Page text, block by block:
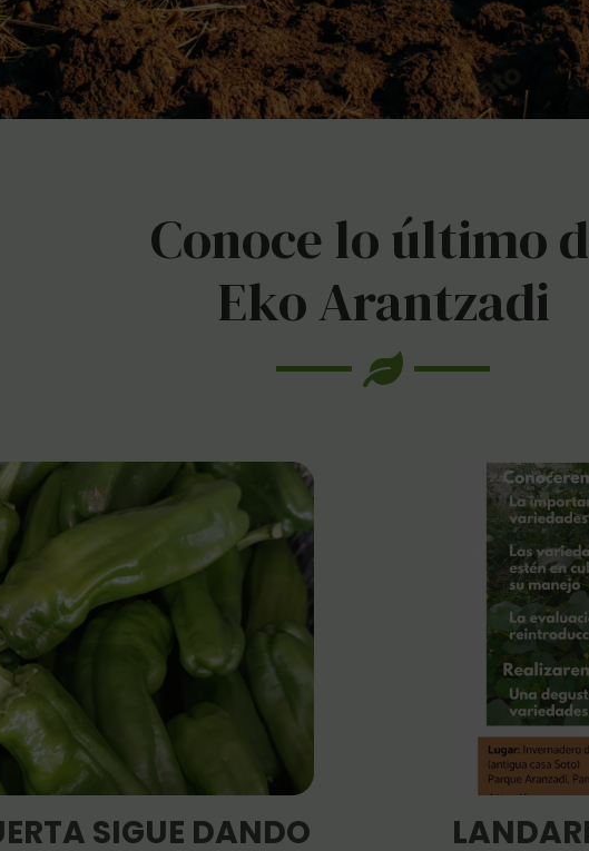
Conoce lo último
Eko Arantzadi
SIGUE DANDO